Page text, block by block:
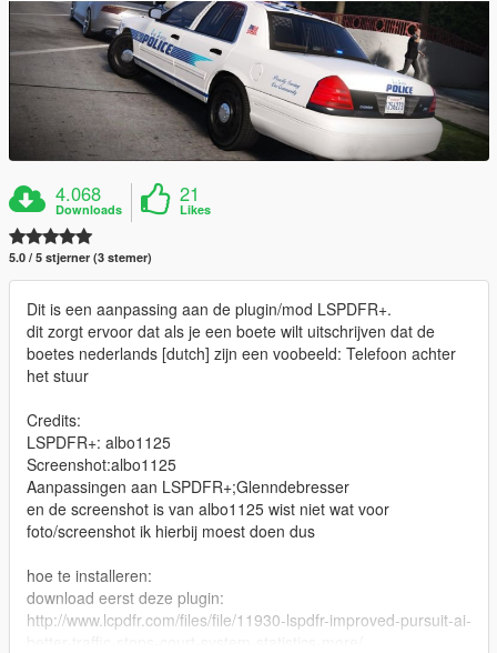
4.068
Downloads
21
Likes
5.0 / 5 stjerner (3 stemer)
Dit is een aanpassing aan de plugin/mod LSPDFR+.
dit zorgt ervoor dat als je een boete wilt uitschrijven dat de
boetes nederlands [dutch] zijn een voobeeld: Telefoon achter
het stuur
Credits:
LSPDFR+: albo1125
Screenshot:albo1125
Aanpassingen aan LSPDFR+;Glenndebresser
en de screenshot is van albo1125 wist niet wat voor
foto/screenshot ik hierbij moest doen dus
hoe te installeren:
download eerst deze plugin:
http://www.lcpdfr.com/files/file/11930-lspdfr-improved-pursuit-ai-